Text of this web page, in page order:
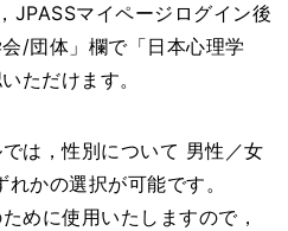
JPASSマイページログイン後
/団体」欄で「日本心理学
ただけます。
は，性別について 男性／女
かの選択が可能です。
めに使用いたしますので，